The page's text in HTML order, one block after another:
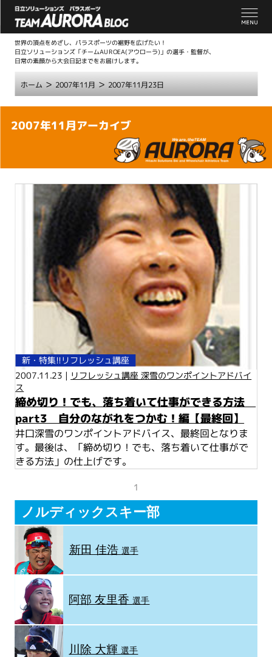
世界の頂点をめざし、パラスポーツの裾野を広げたい！
日立ソリューションズ「チームAUROEA(アウローラ)」の選手・監督が、
日常の素顔から大会日記までをお届けします。
ホーム > 2007年11月 > 2007年11月23日
本
2007年11月アーカイブ
新・特集!!リフレッシュ講座
2007.11.23 | リフレッシュ講座 深雪のワンポイントアドバイ
ス
締め切り！でも、落ち着いて仕事ができる方法
part3 自分のながれをつかむ！編【最終回】
井口深雪のワンポイントアドバイス、最終回となりま
す。最後は、「締め切り！でも、落ち着いて仕事がで
きる方法」の仕上げです。
1
ノルディックスキー部
新田 佳浩 選手
阿部 友里香選手
川除 大輝選手